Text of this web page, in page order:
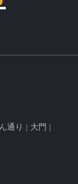
通り
大門